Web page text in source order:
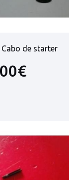
de starter